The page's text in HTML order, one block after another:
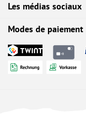
Les médias sociaux
Modes de paiement